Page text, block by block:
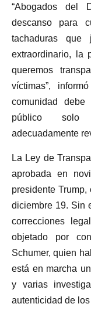
“Abogados del
descanso para
tachaduras que
extraordinario, la
queremos
víctimas”,
comunidad
público solo
adecuadamente
La Ley de
aprobada en
presidente
diciembre 19. Sin
correcciones
objetado por
Schumer, quien
está en marcha
y varias
autenticidad de